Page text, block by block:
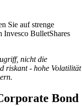
Sie auf strenge
Invesco BulletShares
nicht die
riskant - hohe Volatilität
Bond